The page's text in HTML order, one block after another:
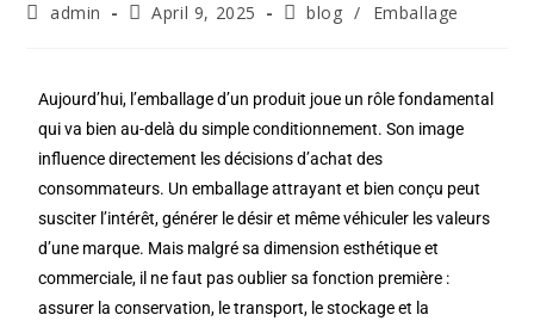
admin April 9, 2025 blog / Emballage
Aujourd’hui, l’emballage d’un produit joue un rôle fondamental
qui va bien au-delà du simple conditionnement. Son image
influence directement les décisions d’achat des
consommateurs. Un emballage attrayant et bien conçu peut
susciter l’intérêt, générer le désir et même véhiculer les valeurs
d’une marque. Mais malgré sa dimension esthétique et
commerciale, il ne faut pas oublier sa fonction première :
assurer la conservation, le transport, le stockage et la